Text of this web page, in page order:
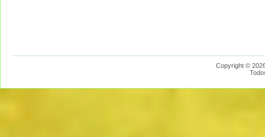
Copyright ©